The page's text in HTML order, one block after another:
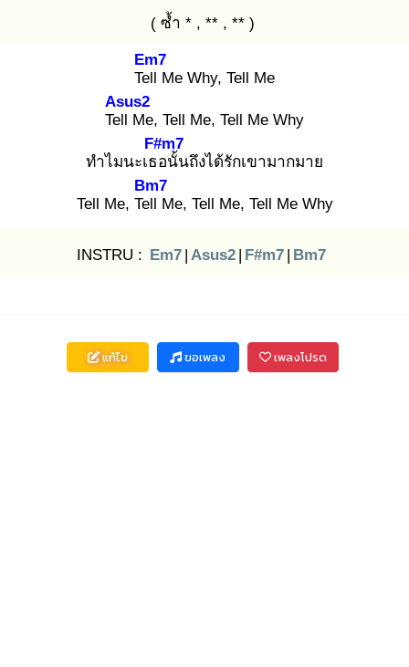
( ซ้ำ * , ** , ** )
Tell
Em7
Me Why, Tell Me
Tell
Asus2
Me, Tell Me, Tell Me Why
ทำไมนะเธอ
F#m7
นั้นถึงได้รักเขามากมาย
Tell Me, Tell
Bm7
Me, Tell Me, Tell Me Why
INSTRU : Em7 | Asus2 | F#m7 | Bm7
แก้ไข ขอเพลง เพลงโปรด